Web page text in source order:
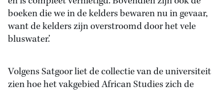
boeken die we in de kelders bewaren nu in gevaar,
want de kelders zijn overstroomd door het vele
bluswater.’
Volgens Satgoor liet de collectie van de universiteit
zien hoe het vakgebied African Studies zich de